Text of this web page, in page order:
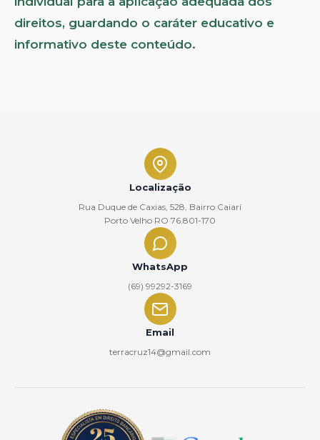
direitos, guardando o caráter educativo e
informativo deste conteúdo.
Localização
Rua Duque de Caxias, 528, Bairro Caiarí
Porto Velho RO 76.801-170
WhatsApp
(69) 99292-3169
Email
terracruz14@gmail.com